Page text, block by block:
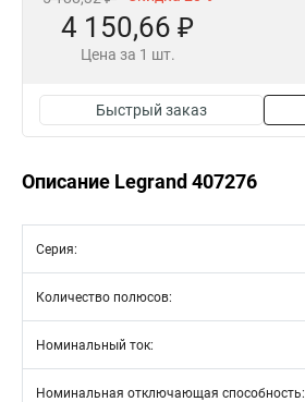
4 150,66 ₽
Цена за 1 шт.
Быстрый заказ
Описание Legrand 407276
Серия:
Количество полюсов:
Номинальный ток:
Номинальная отключающая способность: